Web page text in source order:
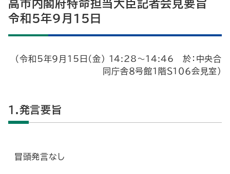
高市内閣府特命担当大臣記者会見要旨
令和5年9月15日
（令和5年9月15日（金） 14:28～14:46 於：中央合
同庁舎８号館１階Ｓ１０６会見室）
1.発言要旨
冒頭発言なし